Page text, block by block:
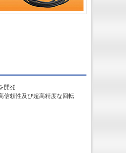
開発
信頼性及び超高精度な回転